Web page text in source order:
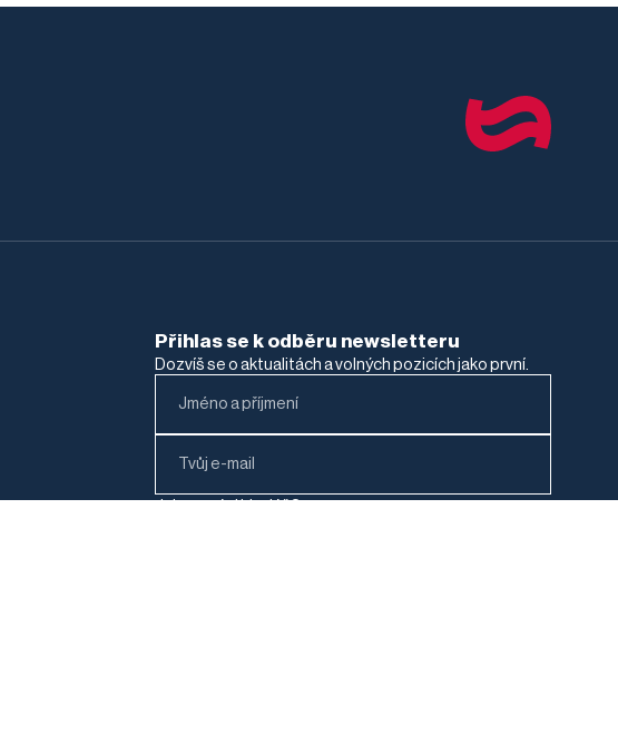
Přihlas se k odběru newsletteru
Dozvíš se o aktualitách a volných pozicích jako první.